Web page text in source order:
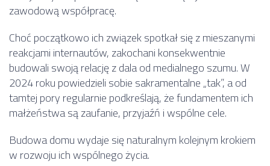
zawodową współpracę.
Choć początkowo ich związek spotkał się z mieszanymi
reakcjami internautów, zakochani konsekwentnie
budowali swoją relację z dala od medialnego szumu. W
2024 roku powiedzieli sobie sakramentalne „tak”, a od
tamtej pory regularnie podkreślają, że fundamentem ich
małżeństwa są zaufanie, przyjaźń i wspólne cele.
Budowa domu wydaje się naturalnym kolejnym krokiem
w rozwoju ich wspólnego życia.